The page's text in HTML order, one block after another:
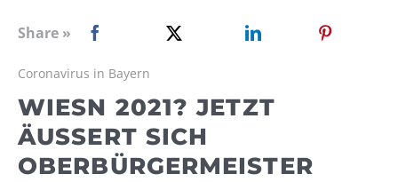
WEBRADIO
Share »
Coronavirus in Bayern
WIESN 2021? JETZT
ÄUSSERT SICH O
BERBÜRGERMEISTER R